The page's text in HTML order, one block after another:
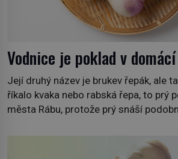
Vodnice je poklad v
Její druhý název je brukev řepák, ale
říkalo kvaka nebo rabská řepa, to prý
města Rábu, protože prý snáší
někdy i v obchodech. Její bulvy jsou